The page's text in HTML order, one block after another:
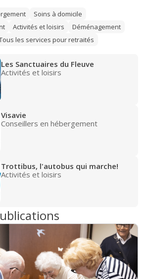
Soins à domicile
Activités et loisirs
Déménagement
les services pour retraités
Les Sanctuaires du Fleuve
Activités et loisirs
Visavie
Conseillers en hébergement
Trottibus, l'autobus qui marche!
Activités et loisirs